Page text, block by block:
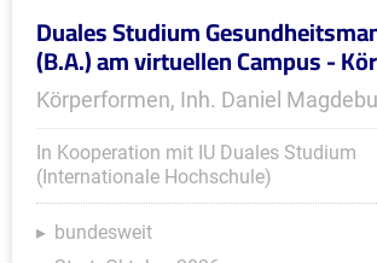
Duales Studium
(B.A.) am virtuellen Campus -
Körperformen, Inh. Daniel
In Kooperation mit IU Duales Studium
(Internationale Hochschule)
bundesweit